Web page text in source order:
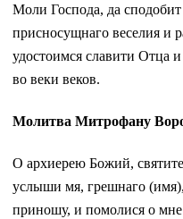
Моли Господа, да
присносущнаго веселия и
удостоимся славити Отца
во веки веков.
Молитва Митрофану
О архиерею Божий,
услыши мя, грешнаго
приношу, и помолися о